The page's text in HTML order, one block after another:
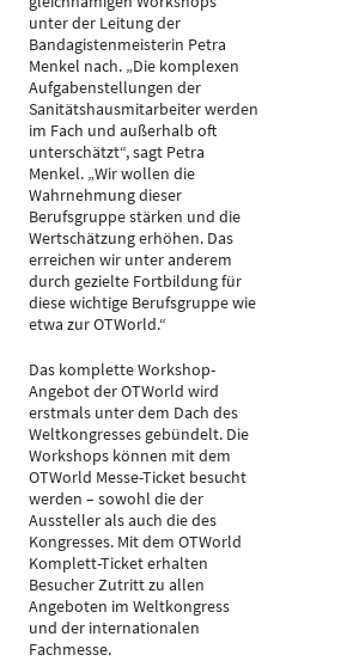
unter der Leitung der
Bandagistenmeisterin Petra
Menkel nach. „Die komplexen
Aufgabenstellungen der
Sanitätshausmitarbeiter werden
im Fach und außerhalb oft
unterschätzt“, sagt Petra
Menkel. „Wir wollen die
Wahrnehmung dieser
Berufsgruppe stärken und die
Wertschätzung erhöhen. Das
erreichen wir unter anderem
durch gezielte Fortbildung für
diese wichtige Berufsgruppe wie
etwa zur OTWorld.“
Das komplette Workshop-
Angebot der OTWorld wird
erstmals unter dem Dach des
Weltkongresses gebündelt. Die
Workshops können mit dem
OTWorld Messe-Ticket besucht
werden – sowohl die der
Aussteller als auch die des
Kongresses. Mit dem OTWorld
Komplett-Ticket erhalten
Besucher Zutritt zu allen
Angeboten im Weltkongress
und der internationalen
Fachmesse.